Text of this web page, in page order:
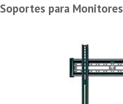
Soportes para